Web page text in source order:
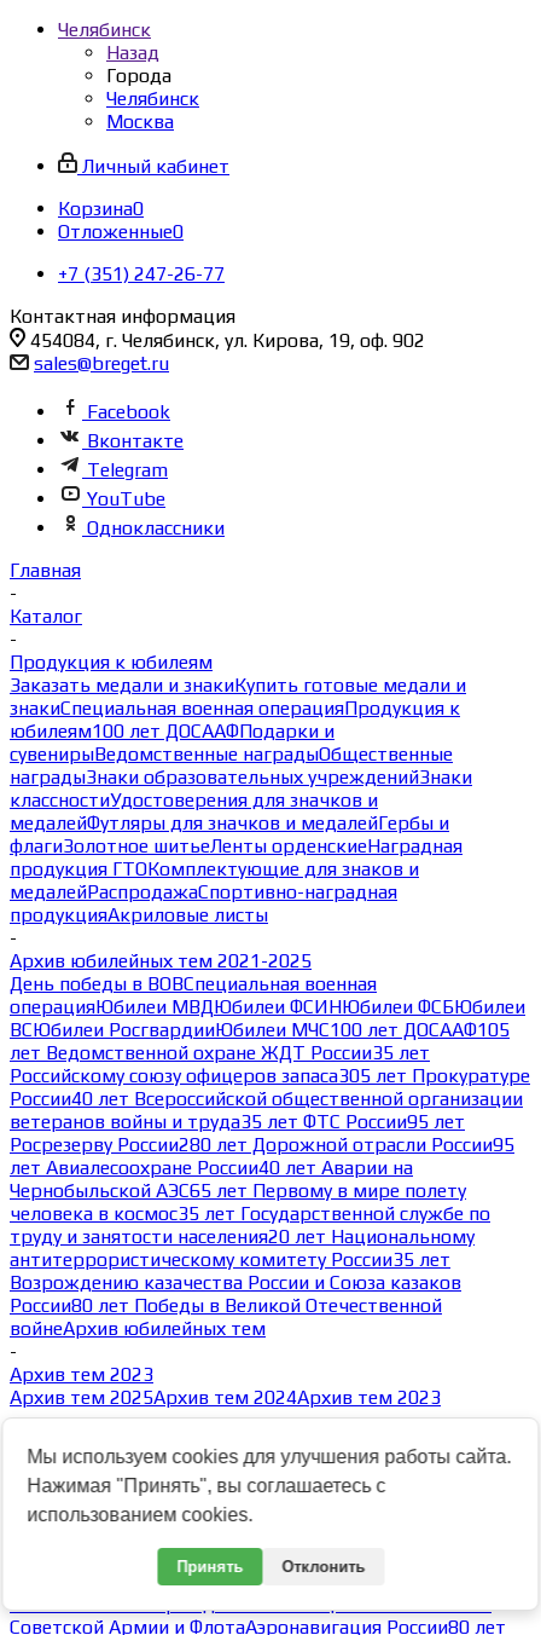
Челябинск
Назад
Города
Челябинск
Москва
Личный кабинет
Корзина0
Отложенные0
+7 (351) 247-26-77
Контактная информация
454084, г. Челябинск, ул. Кирова, 19, оф. 902
sales@breget.ru
Facebook
Вконтакте
Telegram
YouTube
Одноклассники
Главная
-
Каталог
-
Продукция к юбилеям
Заказать медали и знакиКупить готовые медали и
знакиСпециальная военная операцияПродукция к
юбилеям100 лет ДОСААФПодарки и
сувенирыВедомственные наградыОбщественные
наградыЗнаки образовательных учрежденийЗнаки
классностиУдостоверения для значков и
медалейФутляры для значков и медалейГербы и
флагиЗолотное шитьеЛенты орденскиеНаградная
продукция ГТОКомплектующие для знаков и
медалейРаспродажаСпортивно-наградная
продукцияАкриловые листы
-
Архив юбилейных тем 2021-2025
День победы в ВОВСпециальная военная
операцияЮбилеи МВДЮбилеи ФСИНЮбилеи ФСБЮбилеи
ВСЮбилеи РосгвардииЮбилеи МЧС100 лет ДОСААФ105
лет Ведомственной охране ЖДТ России35 лет
Российскому союзу офицеров запаса305 лет Прокуратуре
России40 лет Всероссийской общественной организации
ветеранов войны и труда35 лет ФТС России95 лет
Росрезерву России280 лет Дорожной отрасли России95
лет Авиалесоохране России40 лет Аварии на
Чернобыльской АЭС65 лет Первому в мире полету
человека в космос35 лет Государственной службе по
труду и занятости населения20 лет Национальному
антитеррористическому комитету России35 лет
Возрождению казачества России и Союза казаков
России80 лет Победы в Великой Отечественной
войнеАрхив юбилейных тем
-
Архив тем 2023
Архив тем 2025Архив тем 2024Архив тем 2023
-
105 лет Оперативно-поисковому управлению ФСБ России
18.03.2023
30 лет Северо-Кавказскому округу ВНГ РФ
России по Кемеровской области
Республике Марий Эл105 лет УМВД России по
Смоленской области80 лет УМВД России по Курганской
области100 лет Гражданской авиации России105 лет
Советской Армии и ФлотаАэронавигация России80 лет
Мы используем cookies для улучшения работы сайта.
Нажимая "Принять", вы соглашаетесь с
использованием cookies.
Принять Отклонить